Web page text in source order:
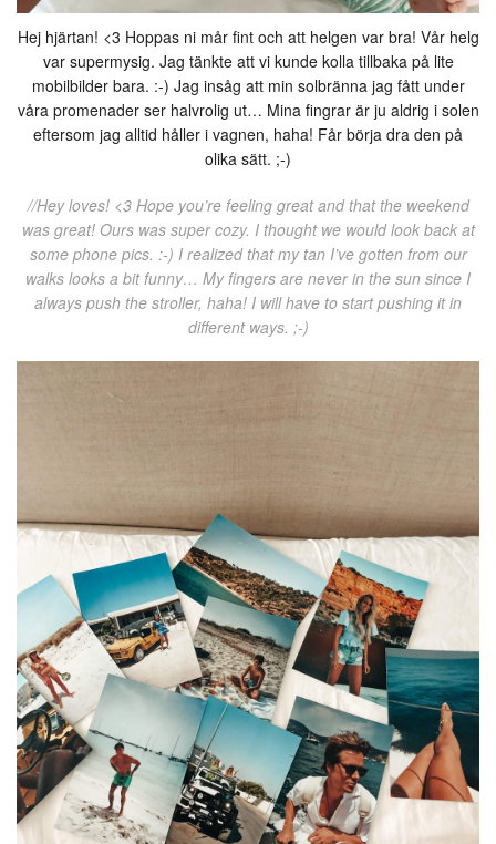
Hej hjärtan! <3 Hoppas ni mår fint och att helgen var bra! Vår helg
var supermysig. Jag tänkte att vi kunde kolla tillbaka på lite
mobilbilder bara. :-) Jag insåg att min solbränna jag fått under
våra promenader ser halvrolig ut… Mina fingrar är ju aldrig i solen
eftersom jag alltid håller i vagnen, haha! Får börja dra den på
olika sätt. ;-)
//Hey loves! <3 Hope you’re feeling great and that the weekend
was great! Ours was super cozy. I thought we would look back at
some phone pics. :-) I realized that my tan I’ve gotten from our
walks looks a bit funny… My fingers are never in the sun since I
always push the stroller, haha! I will have to start pushing it in
different ways. ;-)